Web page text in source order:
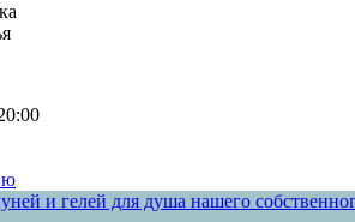
и гелей для душа нашего